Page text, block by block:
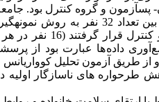
و گروه کنترل بود.
به مراکز مشاوره شهر تهران در سال 1398
آوری دادهها عبارت بود از
و از طریق آزمون تحلیل
طرحواره های ناسازگار